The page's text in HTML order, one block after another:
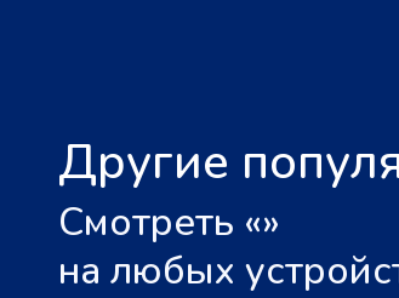
Другие
Смотреть «»
на любых